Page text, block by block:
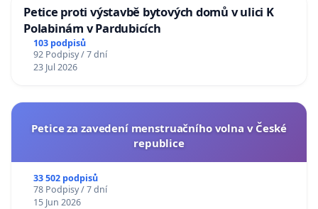
Petice proti výstavbě bytových domů v ulici K
Polabinám v Pardubicích
103 podpisů
92 Podpisy / 7 dní
23 Jul 2026
Petice za zavedení menstruačního volna v České
republice
33 502 podpisů
78 Podpisy / 7 dní
15 Jun 2026